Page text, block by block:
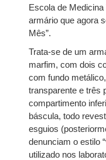
Escola de
armário que agora
Mês”.
Trata-se de um
marfim, com dois
com fundo
transparente e três
compartimento
báscula, todo
esguios
denunciam o estilo
utilizado nos